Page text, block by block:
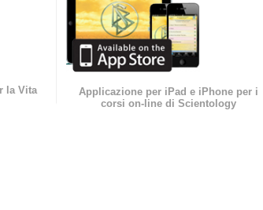
la Vita
Applicazione per iPad e iPhone per i
corsi on-line di Scientology